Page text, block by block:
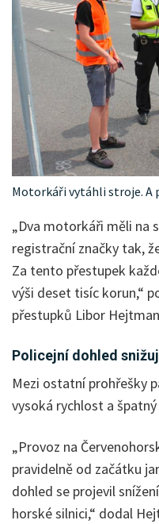
ARCHIV
KATALOG FIREM
Motorkáři vytáhli stroje. A
„Dva motorkáři měli na
registrační značky tak,
Za tento přestupek
výši deset tisíc korun,“
přestupků Libor
Policejní dohled
Mezi ostatní prohřešky
vysoká rychlost a
„Provoz na
pravidelně od začátku
dohled se projevil
horské silnici,“ dodal